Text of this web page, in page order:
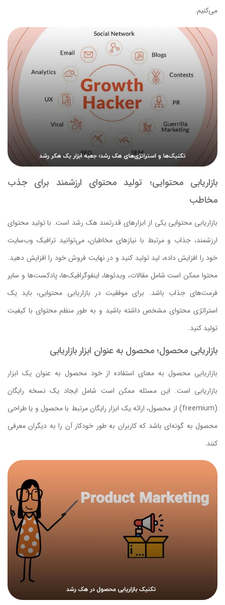
می‌کنیم.
بازاریابی محتوایی؛ تولید محتوای ارزشمند برای جذب
مخاطب
بازاریابی محتوایی یکی از ابزارهای قدرتمند هک رشد است. با تولید محتوای
ارزشمند، جذاب و مرتبط با نیازهای مخاطبان، می‌توانید ترافیک وب‌سایت
خود را افزایش داده، لید تولید کنید و در نهایت فروش خود را افزایش دهید.
محتوا ممکن است شامل مقالات، ویدئوها، اینفوگرافیک‌ها، پادکست‌ها و سایر
فرمت‌های جذاب باشد. برای موفقیت در بازاریابی محتوایی، باید یک
استراتژی محتوای مشخص داشته باشید و به طور منظم محتوای با کیفیت
تولید کنید.
بازاریابی محصول؛ محصول به عنوان ابزار بازاریابی
بازاریابی محصول به معنای استفاده از خود محصول به عنوان یک ابزار
بازاریابی است. این مسئله ممکن است شامل ایجاد یک نسخه رایگان
(freemium) از محصول، ارائه یک ابزار رایگان مرتبط با محصول و یا طراحی
محصول به گونه‌ای باشد که کاربران به طور خودکار آن را به دیگران معرفی
کنند.